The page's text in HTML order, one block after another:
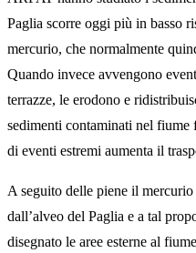
Paglia scorre oggi più in basso
mercurio, che normalmente
Quando invece avvengono
terrazze, le erodono e
sedimenti contaminati nel fiume
di eventi estremi aumenta il
A seguito delle piene il
dall’alveo del Paglia e a tal
disegnato le aree esterne al